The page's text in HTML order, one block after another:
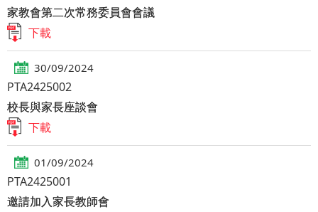
家教會第二次常務委員會會議
下載
30/09/2024
PTA2425002
校長與家長座談會
下載
01/09/2024
PTA2425001
邀請加入家長教師會